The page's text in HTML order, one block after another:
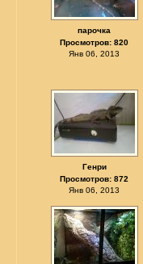
парочка
Просмотров: 820
Янв 06, 2013
Генри
Просмотров: 872
Янв 06, 2013